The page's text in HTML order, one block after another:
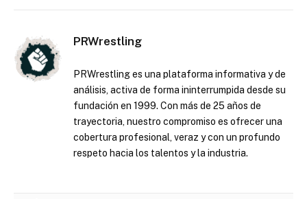
PRWrestling
PRWrestling es una plataforma informativa y de
análisis, activa de forma ininterrumpida desde su
fundación en 1999. Con más de 25 años de
trayectoria, nuestro compromiso es ofrecer una
cobertura profesional, veraz y con un profundo
respeto hacia los talentos y la industria.